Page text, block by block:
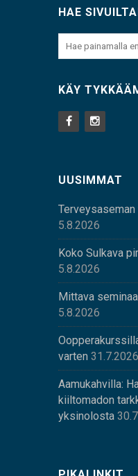
HAE
KÄY
UUSIMMAT
5.8.2026
Koko Sulkava
5.8.2026
Mittava
5.8.2026
varten 31.7.2026
Aamukahvilla:
kiiltomadon
yksinolosta